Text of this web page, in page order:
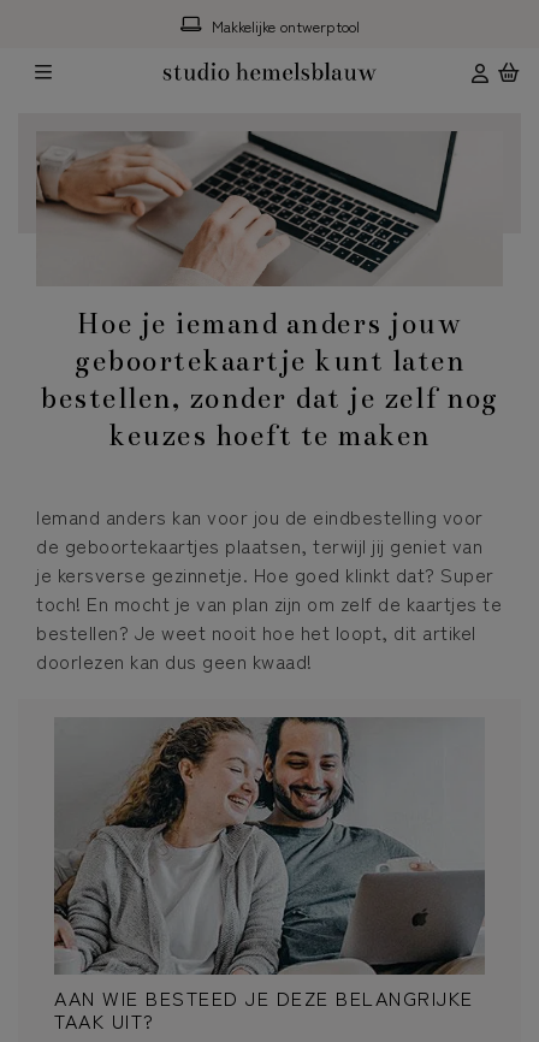
Makkelijke ontwerptool
Hoe je iemand anders jouw
geboortekaartje kunt laten
bestellen, zonder dat je zelf nog
keuzes hoeft te maken
Iemand anders kan voor jou de eindbestelling voor
de geboortekaartjes plaatsen, terwijl jij geniet van
je kersverse gezinnetje. Hoe goed klinkt dat? Super
toch! En mocht je van plan zijn om zelf de kaartjes te
bestellen? Je weet nooit hoe het loopt, dit artikel
doorlezen kan dus geen kwaad!
AAN WIE BESTEED JE DEZE BELANGRIJKE
TAAK UIT?